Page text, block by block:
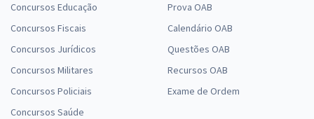
Concursos Educação
Concursos Fiscais
Concursos Jurídicos
Concursos Militares
Concursos Policiais
Concursos Saúde
Prova OAB
Calendário OAB
Questões OAB
Recursos OAB
Exame de Ordem